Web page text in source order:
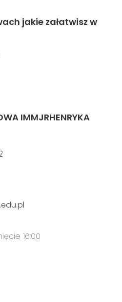
jakie załatwisz w
IMMJRHENRYKA
16:00